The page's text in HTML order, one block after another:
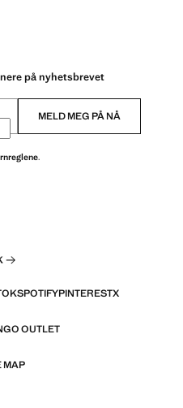
på nyhetsbrevet
MELD MEG PÅ NÅ
.
SPOTIFYPINTERESTX
OUTLET
MAP